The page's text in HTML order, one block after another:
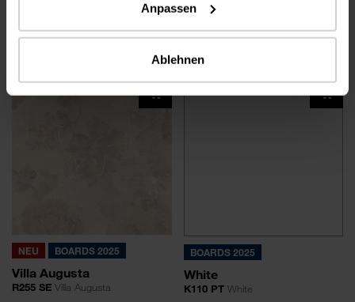
Anpassen
Ablehnen
Urban Grid
NEU
Velvet Marble
NEU BOARDS 2025
Villa Augusta
R255 SE Villa Augusta
BOARDS 2025
White
K110 PTWhite